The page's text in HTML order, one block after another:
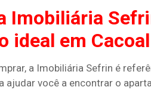
Imobiliária
ideal em Cacoal
a Imobiliária Sefrin é
ajudar você a encontrar o